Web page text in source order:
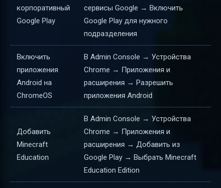
корпоративный
Google Play
сервисы Google → Включить
Google Play для нужного
подразделения
Включить
приложения
Android на
ChromeOS
В Admin Console → Устройства
Chrome → Приложения и
расширения → Разрешить
приложения Android
Добавить
Minecraft
Education
В Admin Console → Устройства
Chrome → Приложения и
расширения → Добавить из
Google Play → Выбрать Minecraft
Education Edition